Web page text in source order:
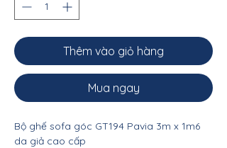
Thêm vào giỏ hàng
Mua ngay
Bộ ghế sofa góc GT194 Pavia 3m x 1m6
da giả cao cấp